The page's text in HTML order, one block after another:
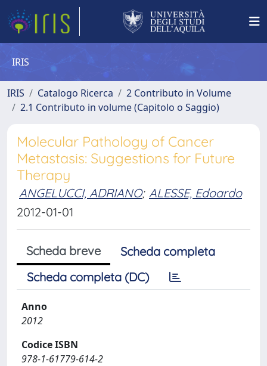
IRIS
IRIS Catalogo Ricerca
2 Contributo in Volume
2.1 Contributo in volume (Capitolo o Saggio)
Molecular Pathology of Cancer
Metastasis: Suggestions for Future
Therapy
ANGELUCCI, ADRIANO; ALESSE, Edoardo
2012-01-01
Scheda breve
Scheda completa
Scheda completa (DC)
Anno
2012
Codice ISBN
978-1-61779-614-2